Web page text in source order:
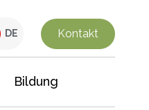
DE Kontakt
Bildung